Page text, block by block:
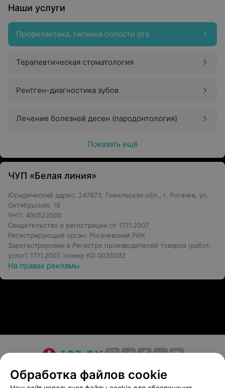
Наши услуги
Профилактика, гигиена полости рта
Терапевтическая стоматология
Рентген-диагностика зубов
Лечение болезней десен (пародонтология)
Показать ещё
ЧУП «Белая линия»
Юридический адрес: 247673, Гомельская обл., г. Рогачев, ул.
Октябрьская, 18
УНП: 490522500
Свидетельство о регистрации от 17.11.2007
Регистрирующий орган: Рогачевский РИК
Зарегистрирован в Регистре производителей товаров (работ,
услуг) 17.11.2007, номер КО 0035032
На правах рекламы
О проекте Новости проекта
Размещение рекламы
Медицинский маркетинг
Публичный договор
Обработка файлов cookie